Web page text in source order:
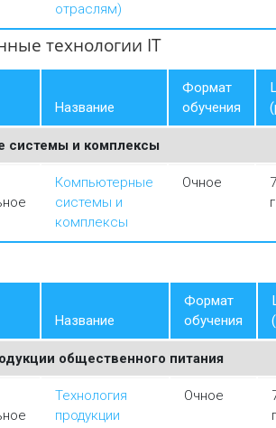
отраслям)
технологии IT
Название
Формат
обучения
системы и комплексы
Компьютерные
системы и
комплексы
Очное
Название
Формат
обучения
общественного питания
Технология
продукции
Очное